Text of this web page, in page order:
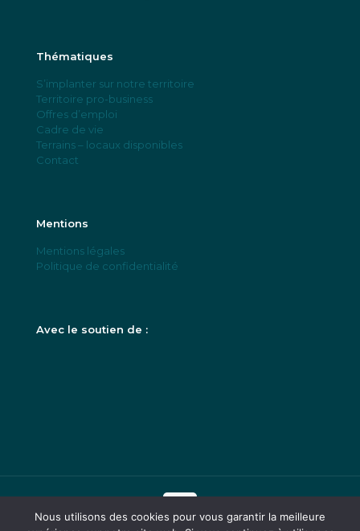
Thématiques
S’implanter sur notre territoire
Territoire pro-business
Offres d’emploi
Cadre de vie
Terrains – locaux disponibles
Contact
Mentions
Mentions légales
Politique de confidentialité
Avec le soutien de :
Nous utilisons des cookies pour vous garantir la meilleure